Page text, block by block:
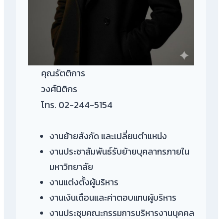
คุณรัตติการ
วงศ์นิติกร
โทร. 02-244-5154
งานย้ายสังกัด และเปลี่ยนตำแหน่ง
งานประชาสัมพันธ์รับย้ายบุคลากรภายใน
มหาวิทยาลัย
งานแต่งตั้งผู้บริหาร
งานเงินเดือนและค่าตอบแทนผู้บริหาร
งานประชุมคณะกรรมการบริหารงานบุคคล